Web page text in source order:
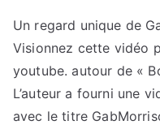
Un regard unique de
Visionnez cette vidéo
youtube. autour de «
L’auteur a fourni une
avec le titre